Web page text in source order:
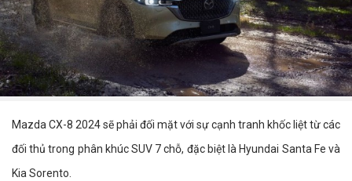
Mazda CX-8 2024 sẽ phải đối mặt với sự cạnh tranh khốc liệt từ các
đối thủ trong phân khúc SUV 7 chỗ, đặc biệt là Hyundai Santa Fe và
Kia Sorento.